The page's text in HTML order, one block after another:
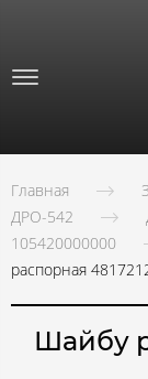
Главная
ДРО-542
105420000000
распорная
Шайбу